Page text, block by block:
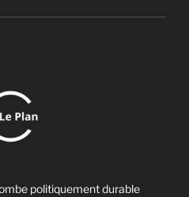
politiquement durable